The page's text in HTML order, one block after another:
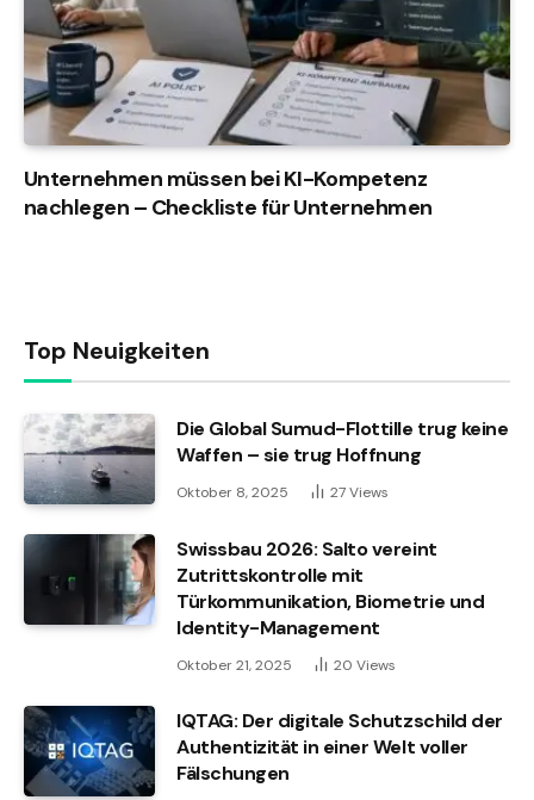
Unternehmen müssen bei KI-Kompetenz
nachlegen – Checkliste für Unternehmen
Top Neuigkeiten
Die Global Sumud-Flottille trug keine
Waffen – sie trug Hoffnung
Oktober 8, 2025 27Views
Swissbau 2026: Salto vereint
Zutrittskontrolle mit
Türkommunikation, Biometrie und
Identity-Management
Oktober 21, 2025 20 Views
IQTAG: Der digitale Schutzschild der
Authentizität in einer Welt voller
Fälschungen